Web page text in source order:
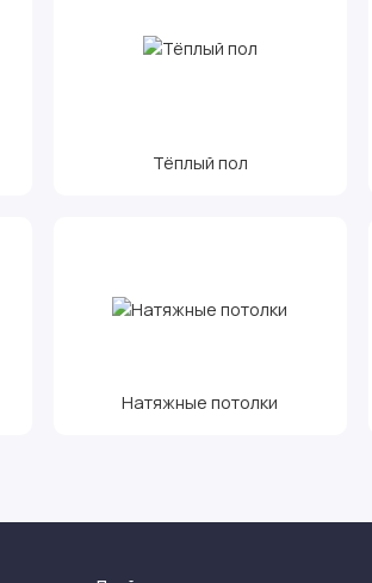
Тёплый пол
Натяжные потолки